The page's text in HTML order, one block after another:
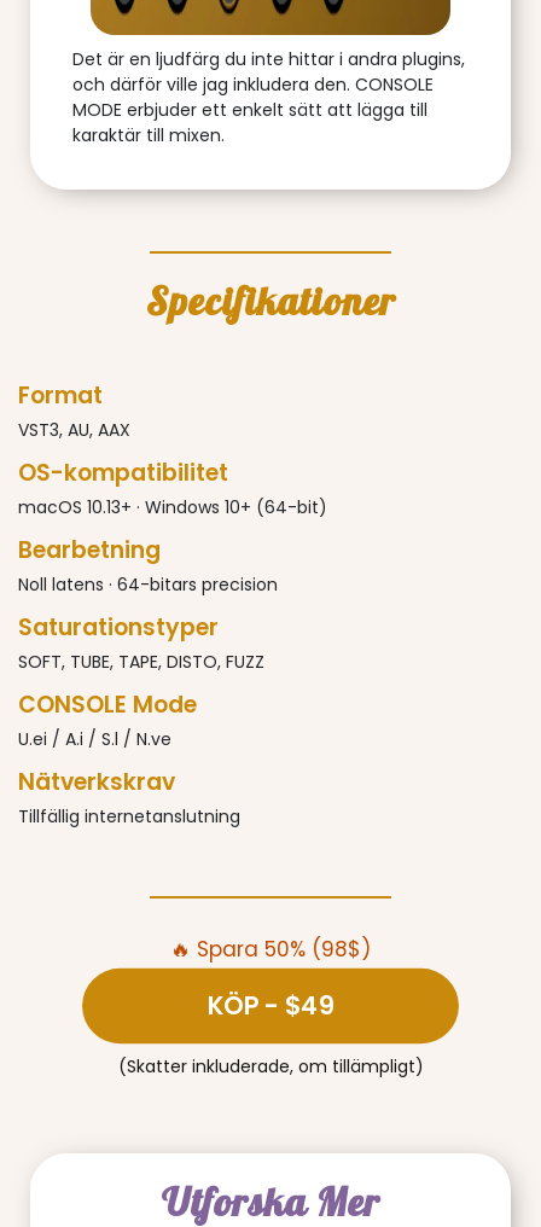
Det är en ljudfärg du inte hittar i andra plugins,
och därför ville jag inkludera den. CONSOLE
MODE erbjuder ett enkelt sätt att lägga till
karaktär till mixen.
Specifikationer
Format
VST3, AU, AAX
OS-kompatibilitet
macOS 10.13+ · Windows 10+ (64-bit)
Bearbetning
Noll latens · 64-bitars precision
Saturationstyper
SOFT, TUBE, TAPE, DISTO, FUZZ
CONSOLE Mode
U.ei / A.i / S.l / N.ve
Nätverkskrav
Tillfällig internetanslutning
🔥 Spara 50% (98$)
KÖP - $49
(Skatter inkluderade, om tillämpligt)
Utforska Mer